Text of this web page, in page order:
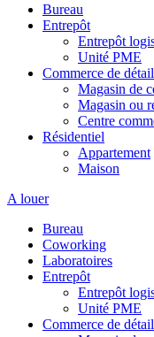
Bureau
Entrepôt
Entrepôt
Unité PME
Commerce de détail
Magasin de
Magasin ou
Centre
Résidentiel
Appartement
Maison
A louer
Bureau
Coworking
Laboratoires
Entrepôt
Entrepôt
Unité PME
Commerce de détail